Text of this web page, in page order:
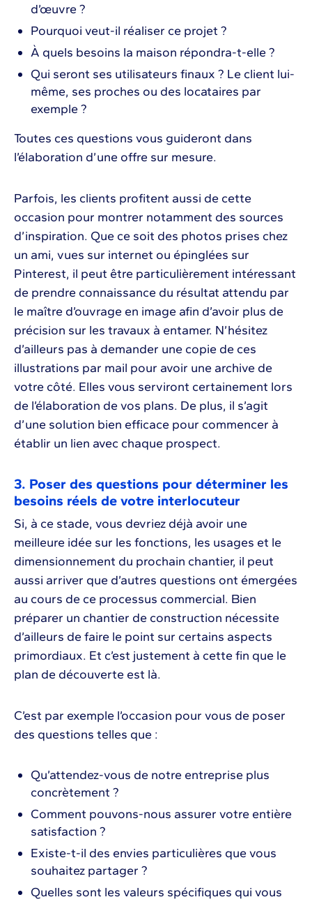
d’œuvre ?
Pourquoi veut-il réaliser ce projet ?
À quels besoins la maison répondra-t-elle ?
Qui seront ses utilisateurs finaux ? Le client lui-
même, ses proches ou des locataires par
exemple ?
Toutes ces questions vous guideront dans
l’élaboration d’une offre sur mesure.
Parfois, les clients profitent aussi de cette
occasion pour montrer notamment des sources
d’inspiration. Que ce soit des photos prises chez
un ami, vues sur internet ou épinglées sur
Pinterest, il peut être particulièrement intéressant
de prendre connaissance du résultat attendu par
le maître d’ouvrage en image afin d’avoir plus de
précision sur les travaux à entamer. N’hésitez
d’ailleurs pas à demander une copie de ces
illustrations par mail pour avoir une archive de
votre côté. Elles vous serviront certainement lors
de l’élaboration de vos plans. De plus, il s’agit
d’une solution bien efficace pour commencer à
établir un lien avec chaque prospect.
3. Poser des questions pour déterminer les
besoins réels de votre interlocuteur
Si, à ce stade, vous devriez déjà avoir une
meilleure idée sur les fonctions, les usages et le
dimensionnement du prochain chantier, il peut
aussi arriver que d’autres questions ont émergées
au cours de ce processus commercial. Bien
préparer un chantier de construction nécessite
d’ailleurs de faire le point sur certains aspects
primordiaux. Et c’est justement à cette fin que le
plan de découverte est là.
C’est par exemple l’occasion pour vous de poser
des questions telles que :
Qu’attendez-vous de notre entreprise plus
concrètement ?
Comment pouvons-nous assurer votre entière
satisfaction ?
Existe-t-il des envies particulières que vous
souhaitez partager ?
Quelles sont les valeurs spécifiques qui vous